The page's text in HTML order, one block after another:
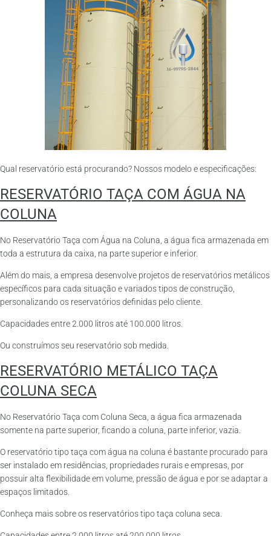
Qual reservatório está procurando? Nossos modelo e especificações:
RESERVATÓRIO TAÇA COM ÁGUA NA
COLUNA
No Reservatório Taça com Água na Coluna, a água fica armazenada em
toda a estrutura da caixa, na parte superior e inferior.
Além do mais, a empresa desenvolve projetos de reservatórios metálicos
específicos para cada situação e variados tipos de construção,
personalizando os reservatórios definidas pelo cliente.
Capacidades entre 2.000 litros até 100.000 litros.
Ou construímos seu reservatório sob medida.
RESERVATÓRIO METÁLICO TAÇA
COLUNA SECA
No Reservatório Taça com Coluna Seca, a água fica armazenada
somente na parte superior, ficando a coluna, parte inferior, vazia.
O reservatório tipo taça com água na coluna é bastante procurado para
ser instalado em residências, propriedades rurais e empresas, por
possuir alta flexibilidade em volume, pressão de água e por se adaptar a
espaços limitados.
Conheça mais sobre os reservatórios tipo taça coluna seca.